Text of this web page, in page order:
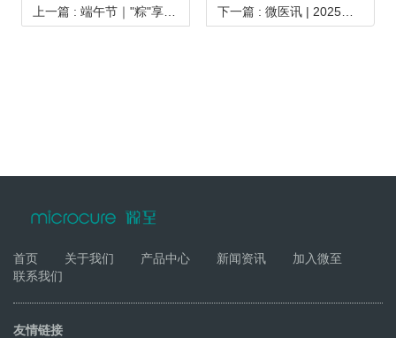
上一篇 : 端午节｜"粽"享好时光，端午共安康 下一篇 : 微医讯 | 2025年辽西结直肠肿瘤规范化诊治论坛倒计时3天！
首页 关于我们 产品中心 新闻资讯
加入微至
联系我们
友情链接